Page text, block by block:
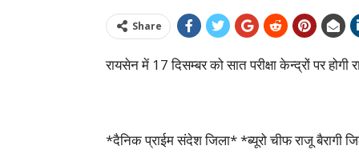
Share
रायसेन में 17 दिसम्बर को सात परीक्षा केन्द्रों पर होगी
*दैनिक प्राईम संदेश जिला* *ब्यूरो चीफ राजू बैरागी